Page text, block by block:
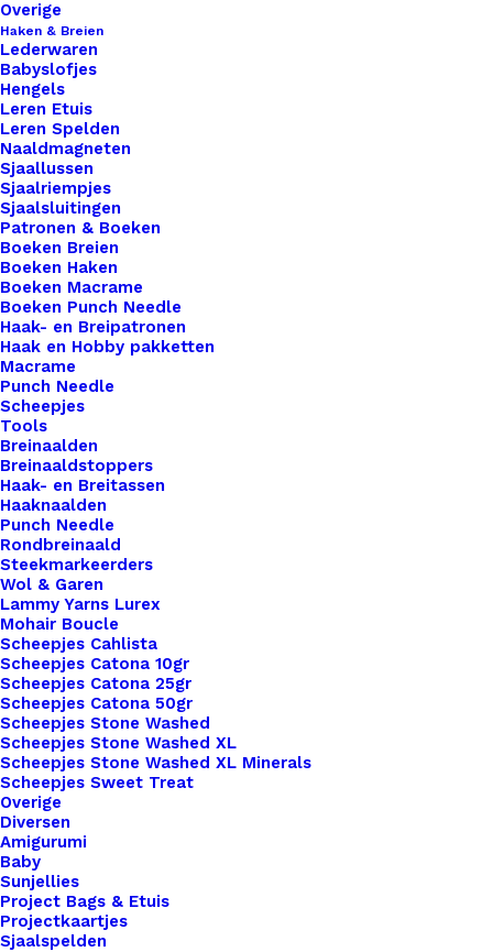
Overige
Haken & Breien
Lederwaren
Babyslofjes
Hengels
Leren Etuis
Leren Spelden
Naaldmagneten
Sjaallussen
Sjaalriempjes
Sjaalsluitingen
Patronen & Boeken
Boeken Breien
Boeken Haken
Boeken Macrame
Boeken Punch Needle
Haak- en Breipatronen
Haak en Hobby pakketten
Macrame
Punch Needle
Scheepjes
Tools
Breinaalden
Breinaaldstoppers
Haak- en Breitassen
Haaknaalden
Punch Needle
Rondbreinaald
Steekmarkeerders
Wol & Garen
Lammy Yarns Lurex
Mohair Boucle
Scheepjes Cahlista
Scheepjes Catona 10gr
Scheepjes Catona 25gr
Scheepjes Catona 50gr
Scheepjes Stone Washed
Scheepjes Stone Washed XL
Scheepjes Stone Washed XL Minerals
Scheepjes Sweet Treat
Overige
Diversen
Amigurumi
Baby
Sunjellies
Project Bags & Etuis
Projectkaartjes
Sjaalspelden
Rond Leren Label eigen slagstempel 35mm.
Rond
Leren
Label
Eigen
Slagstempel
35mm
aantal
Toevoegen aan verlanglijst
Artikelnummer
Categorie
Leren Labels
Veilig betalen
Unieke en kwaliteitsproducten
Overzicht
Nog meer leuks!